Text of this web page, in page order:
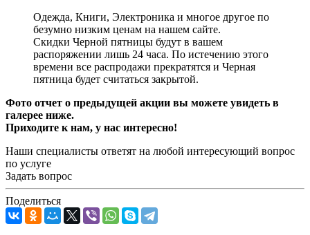
Одежда, Книги, Электроника и многое другое по
безумно низким ценам на нашем сайте.
Скидки Черной пятницы будут в вашем
распоряжении лишь 24 часа. По истечению этого
времени все распродажи прекратятся и Черная
пятница будет считаться закрытой.
Фото отчет о предыдущей акции вы можете увидеть в
галерее ниже.
Приходите к нам, у нас интересно!
Наши специалисты ответят на любой интересующий вопрос
по услуге
Задать вопрос
Поделиться